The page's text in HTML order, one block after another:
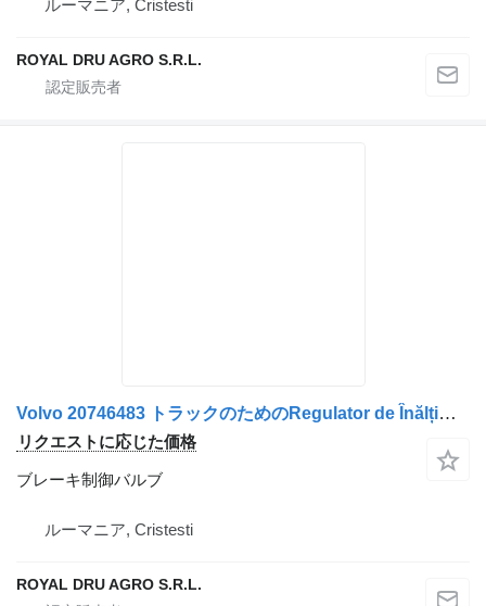
ルーマニア, Cristesti
ROYAL DRU AGRO S.R.L.
Volvo 20746483 トラックのためのRegulator de Înălțime Cabina Față ブレーキ制御バルブ
リクエストに応じた価格
ブレーキ制御バルブ
ルーマニア, Cristesti
ROYAL DRU AGRO S.R.L.